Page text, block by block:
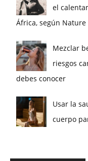
el
África, según Nature
Mezclar
riesgos
debes conocer
Usar la
cuerpo